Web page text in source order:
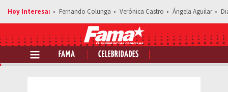
Fernando Colunga Verónica Castro Ángela Aguilar
FAMA CELEBRIDADES
Comparte esta noticia